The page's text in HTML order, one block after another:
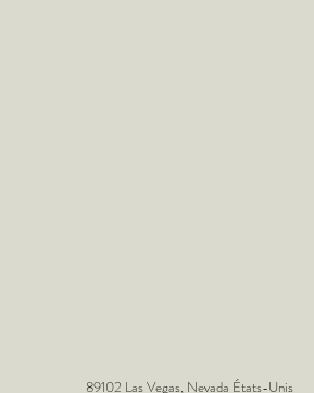
89102 Las Vegas, Nevada États-Unis